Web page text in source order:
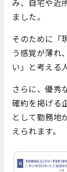
み、自宅や近
ました。
そのために「
う感覚が薄れ
い」と考える
さらに、優秀
確約を掲げる
として勤務地
えられます。